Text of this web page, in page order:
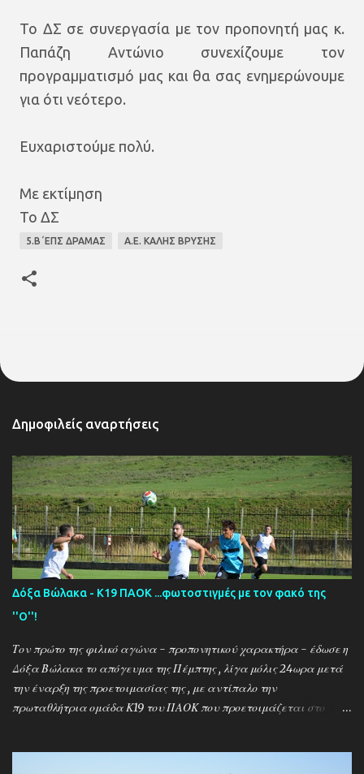
Το ΔΣ σε συνεργασία με τον προπονητή μας κ.
Παπάζη Αντώνιο συνεχίζουμε τον
προγραμματισμό μας και θα σας ενημερώνουμε
για ότι νεότερο.
Ευχαριστούμε πολύ.
Με εκτίμηση
Το ΔΣ
5.Β΄ΕΠΣ ΔΡΑΜΑΣ Α.Ε. ΚΑΛΗΣ ΒΡΥΣΗΣ
Δημοφιλείς αναρτήσεις
Δόξα Βώλακα - Κ19 ΠΑΟΚ ...φωτοστιγμές με τον φακό της
''Ο''!
Τον πρώτο της φιλικό αγώνα - προπονητικού χαρακτήρα - έδωσε η
Δόξα Βώλακα το απόγευμα της Πέμπτης , λίγα μόλις 24ωρα μετά
την έναρξη της προετοιμασίας της , με αντίπαλο την
πρωταθλήτρια ομάδα Κ19 του ΠΑΟΚ που προετοιμάζεται στο